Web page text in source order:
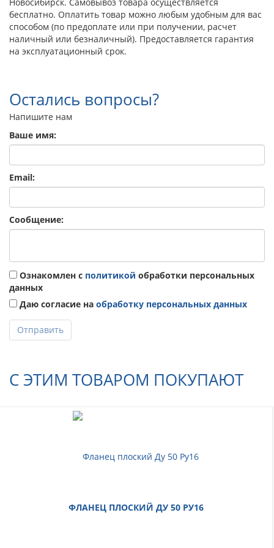
бесплатно. Оплатить товар можно любым удобным для вас
способом (по предоплате или при получении, расчет
наличный или безналичный). Предоставляется гарантия
на эксплуатационный срок.
Остались вопросы?
Напишите нам
Ваше имя:
Email:
Сообщение:
Ознакомлен с политикой обработки персональных
данных
Даю согласие на обработку персональных данных
Отправить
С ЭТИМ ТОВАРОМ ПОКУПАЮТ
ФЛАНЕЦ ПЛОСКИЙ ДУ 50 РУ16